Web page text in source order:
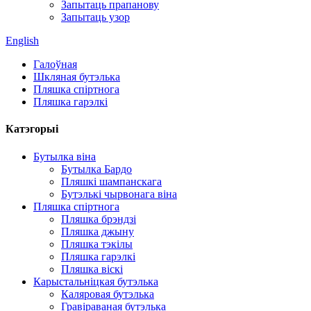
Запытаць прапанову
Запытаць узор
English
Галоўная
Шкляная бутэлька
Пляшка спіртнога
Пляшка гарэлкі
Катэгорыі
Бутылка віна
Бутылка Бардо
Пляшкі шампанскага
Бутэлькі чырвонага віна
Пляшка спіртнога
Пляшка брэндзі
Пляшка джыну
Пляшка тэкілы
Пляшка гарэлкі
Пляшка віскі
Карыстальніцкая бутэлька
Каляровая бутэлька
Гравіраваная бутэлька